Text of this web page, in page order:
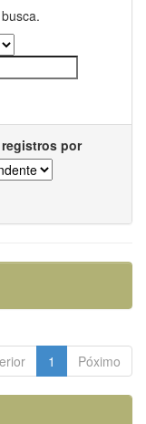
por
1 Póximo